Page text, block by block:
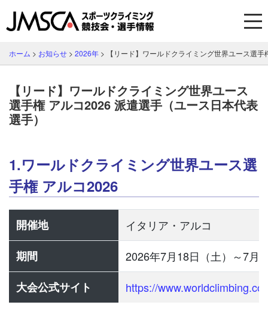
ホーム > お知らせ > 2026年 > 【リード】ワールドクライミング世界ユース選
【リード】ワールドクライミング世界ユース
選手権 アルコ2026 派遣選手（ユース日本代表
選手）
1.ワールドクライミング世界ユース選
手権 アルコ2026
開催地
イタリア・アルコ
期間
2026年7月18日（土）～7月
大会公式サイト
https://